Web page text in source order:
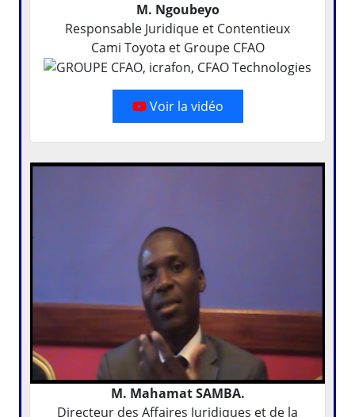
M. Ngoubeyo
Responsable Juridique et Contentieux
Cami Toyota et Groupe CFAO
Voir la vidéo
M. Mahamat SAMBA.
Directeur des Affaires Juridiques et de la